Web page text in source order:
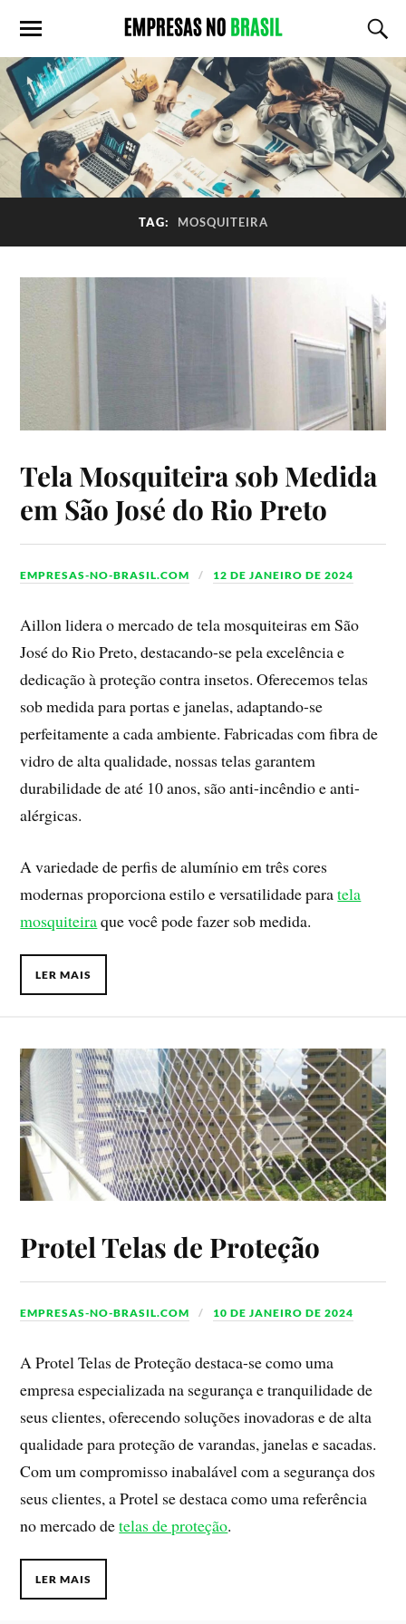
TAG: MOSQUITEIRA
Tela Mosquiteira sob Medida
em São José do Rio Preto
EMPRESAS-NO-BRASIL.COM 12 DE JANEIRO DE 2024
Aillon lidera o mercado de tela mosquiteiras em São
José do Rio Preto, destacando-se pela excelência e
dedicação à proteção contra insetos. Oferecemos telas
sob medida para portas e janelas, adaptando-se
perfeitamente a cada ambiente. Fabricadas com fibra de
vidro de alta qualidade, nossas telas garantem
durabilidade de até 10 anos, são anti-incêndio e anti-
alérgicas.
A variedade de perfis de alumínio em três cores
modernas proporciona estilo e versatilidade paratela
mosquiteiraque você pode fazer sob medida.
LER MAIS
Protel Telas de Proteção
EMPRESAS-NO-BRASIL.COM 10 DE JANEIRO DE 2024
A Protel Telas de Proteção destaca-se como uma
empresa especializada na segurança e tranquilidade de
seus clientes, oferecendo soluções inovadoras e de alta
qualidade para proteção de varandas, janelas e sacadas.
Com um compromisso inabalável com a segurança dos
seus clientes, a Protel se destaca como uma referência
no mercado detelas de proteção.
LER MAIS